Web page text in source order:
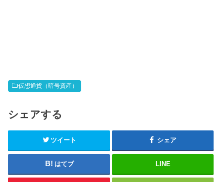
仮想通貨（暗号資産）
シェアする
ツイート シェア
はてブ LINE